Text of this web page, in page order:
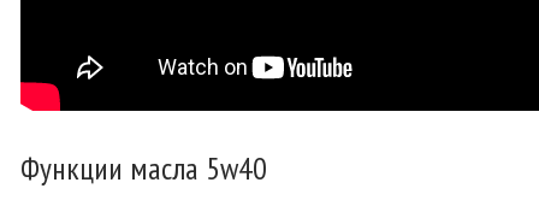
Функции масла 5w40